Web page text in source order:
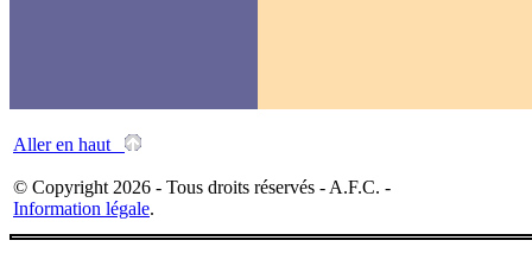
Aller en haut
© Copyright 2026 - Tous droits réservés - A.F.C. -
Information légale.